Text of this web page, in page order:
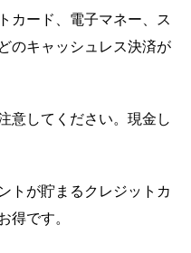
カード、電子マネー、ス
のキャッシュレス決済が
意してください。現金し
トが貯まるクレジットカ
得です。